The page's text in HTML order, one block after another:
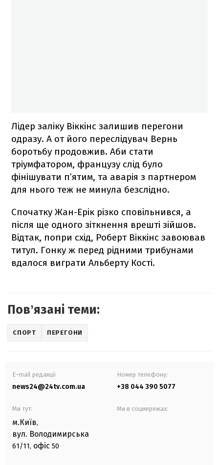
Лідер заліку Віккінс залишив перегони
одразу. А от його переслідувач Вернь
боротьбу продовжив. Аби стати
тріумфатором, французу слід було
фінішувати п’ятим, та аварія з партнером
для нього теж не минула безслідно.
Спочатку Жан-Ерік різко сповільнився, а
після ще одного зіткнення врешті зійшов.
Відтак, попри схід, Роберт Віккінс завоював
титул. Гонку ж перед рідними трибунами
вдалося виграти Альберту Кості.
Повʼязані теми:
СПОРТ ПЕРЕГОНИ
E-mail редакції
news24@24tv.com.ua
Номер телефону:
+38 044 390 5077
Ми тут:
м.Київ,
вул. Володимирська
61/11, офіс 50
Ми в соцмережах: